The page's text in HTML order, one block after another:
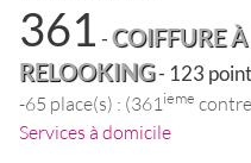
361 -COIFFURE
RELOOKING- 123
-65 place(s) : (361 ieme contre
Services à domicile